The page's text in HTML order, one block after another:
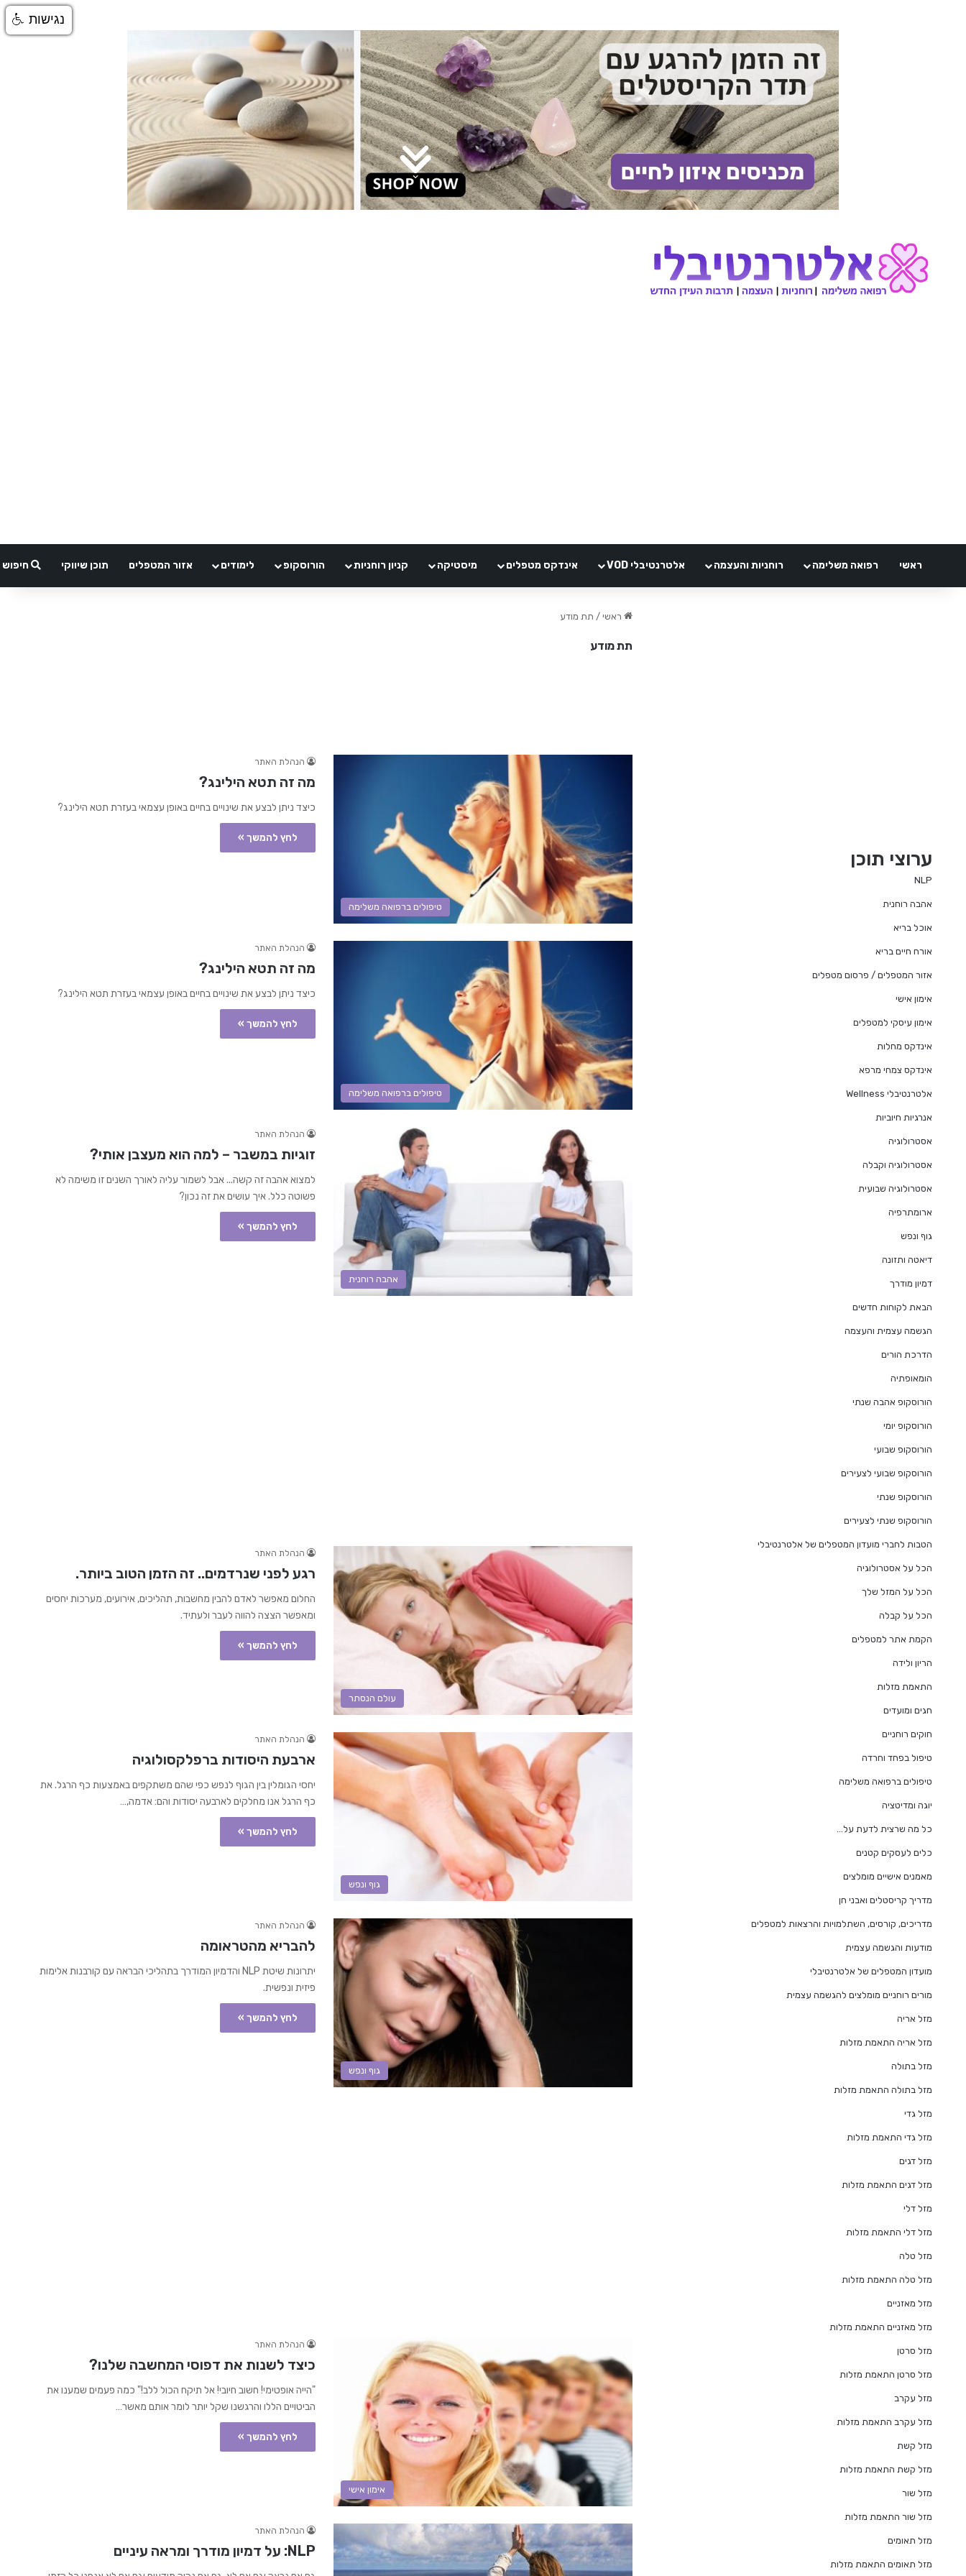
ראשי רפואה משלימה רוחניות והעצמה אלטרנטיבלי VOD אינדקס מטפלים מיסטיקה קניון רוחניות הורוסקופ לימודים אזור המטפלים תוכן שיווקי חיפוש
ראשי / תת מודע
תת מודע
טיפולים ברפואה משלימה
הנהלת האתר
מה זה תטא הילינג?
כיצד ניתן לבצע את שינויים בחיים באופן עצמאי בעזרת תטא הילינג?
לחץ להמשך »
טיפולים ברפואה משלימה
הנהלת האתר
מה זה תטא הילינג?
כיצד ניתן לבצע את שינויים בחיים באופן עצמאי בעזרת תטא הילינג?
לחץ להמשך »
אהבה רוחנית
הנהלת האתר
זוגיות במשבר – למה הוא מעצבן אותי?
למצוא אהבה זה קשה... אבל לשמור עליה לאורך השנים זו משימה לא
פשוטה כלל. איך עושים את זה נכון?
לחץ להמשך »
עולם הנסתר
הנהלת האתר
רגע לפני שנרדמים.. זה הזמן הטוב ביותר.
החלום מאפשר לאדם להבין מחשבות, תהליכים, אירועים, מערכות יחסים
ומאפשר הצצה להווה לעבר ולעתיד.
לחץ להמשך »
גוף ונפש
הנהלת האתר
ארבעת היסודות ברפלקסולוגיה
יחסי הגומלין בין הגוף לנפש כפי שהם משתקפים באמצעות כף הרגל. את
כף הרגל אנו מחלקים לארבעה יסודות והם: אדמה,…
לחץ להמשך »
גוף ונפש
הנהלת האתר
להבריא מהטראומה
יתרונות שיטת NLP והדמיון המודרך בתהליכי הבראה עם קורבנות אלימות
פיזית ונפשית.
לחץ להמשך »
אימון אישי
הנהלת האתר
כיצד לשנות את דפוסי המחשבה שלנו?
"הייה אופטימי! חשוב חיובי! אל תיקח הכול ללב!" כמה פעמים שמענו את
הביטויים הללו והרגשנו שקל יותר לומר אותם מאשר…
לחץ להמשך »
הנהלת האתר
NLP: על דמיון מודרך ומראה עיניים
ערוצי תוכן
NLP
אהבה רוחנית
אוכל בריא
אורח חיים בריא
אזור המטפלים / פרסום מטפלים
אימון אישי
אימון עיסקי למטפלים
אינדקס מחלות
אינדקס צמחי מרפא
אלטרנטיבלי Wellness
אנרגיות חיוביות
אסטרולוגיה
אסטרולוגיה וקבלה
אסטרולוגיה שבועית
ארומתרפיה
גוף ונפש
דיאטה ותזונה
דמיון מודרך
הבאת לקוחות חדשים
הגשמה עצמית והעצמה
הדרכת הורים
הומאופתיה
הורוסקופ אהבה שנתי
הורוסקופ יומי
הורוסקופ שבועי
הורוסקופ שבועי לצעירים
הורוסקופ שנתי
הורוסקופ שנתי לצעירים
הטבות לחברי מועדון המטפלים של אלטרנטיבלי
הכל על אסטרולוגיה
הכל על המזל שלך
הכל על קבלה
הקמת אתר למטפלים
הריון ולידה
התאמת מזלות
חגים ומועדים
חוקים רוחניים
טיפול בפחד וחרדה
טיפולים ברפואה משלימה
יוגה ומדיטציה
כל מה שרצית לדעת על…
כלים לעסקים קטנים
מאמנים אישיים מומלצים
מדריך קריסטלים ואבני חן
מדריכים, קורסים, השתלמויות והרצאות למטפלים
מודעות והגשמה עצמית
מועדון המטפלים של אלטרנטיבלי
מורים רוחניים מומלצים להגשמה עצמית
מזל אריה
מזל אריה התאמת מזלות
מזל בתולה
מזל בתולה התאמת מזלות
מזל גדי
מזל גדי התאמת מזלות
מזל דגים
מזל דגים התאמת מזלות
מזל דלי
מזל דלי התאמת מזלות
מזל טלה
מזל טלה התאמת מזלות
מזל מאזניים
מזל מאזניים התאמת מזלות
מזל סרטן
מזל סרטן התאמת מזלות
מזל עקרב
מזל עקרב התאמת מזלות
מזל קשת
מזל קשת התאמת מזלות
מזל שור
מזל שור התאמת מזלות
מזל תאומים
מזל תאומים התאמת מזלות
נגישות